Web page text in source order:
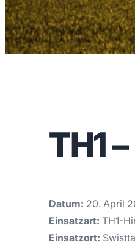
TH1
Datum: 20. April
Einsatzart: TH1-
Einsatzort: